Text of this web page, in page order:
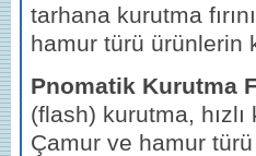
tarhana kurutma
hamur türü ürünlerin
Pnomatik Kurutma
(flash) kurutma,
Çamur ve hamur